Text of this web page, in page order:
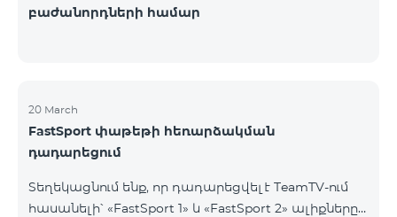
բաժանորդների համար
20 March
FastSport փաթեթի հեռարձակման
դադարեցում
Տեղեկացնում ենք, որ դադարեցվել է TeamTV-ում
հասանելի՝ «FastSport 1» և «FastSport 2» ալիքները